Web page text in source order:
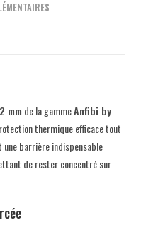
mm de la gammeAnfibi by
thermique efficace tout
barrière indispensable
de rester concentré sur